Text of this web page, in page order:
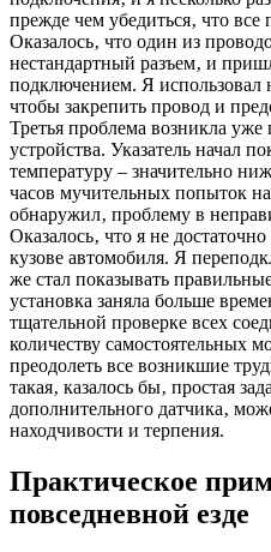
прежде чем убедиться‚ что
Оказалось‚ что один из
нестандартный разъем‚ и
подключением. Я использовал
чтобы закрепить провод и
Третья проблема возникла уже
устройства. Указатель начал
температуру – значительно
часов мучительных попыток
обнаружил‚ проблему в
Оказалось‚ что я не
кузове автомобиля. Я
же стал показывать
установка заняла больше
тщательной проверке всех
количеству самостоятельных
преодолеть все возникшие
такая‚ казалось бы‚ простая
дополнительного датчика‚
находчивости и терпения.
Практическое
повседневной езде